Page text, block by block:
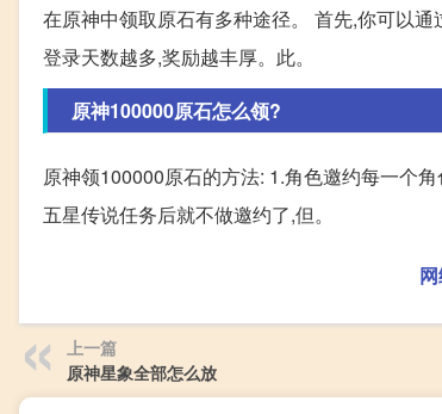
在原神中领取原石有多种途径。 首先,你可以
登录天数越多,奖励越丰厚。此。
原神100000原石怎么领?
原神领100000原石的方法: 1.角色邀约每一个
五星传说任务后就不做邀约了,但。
上一篇
原神星象全部怎么放